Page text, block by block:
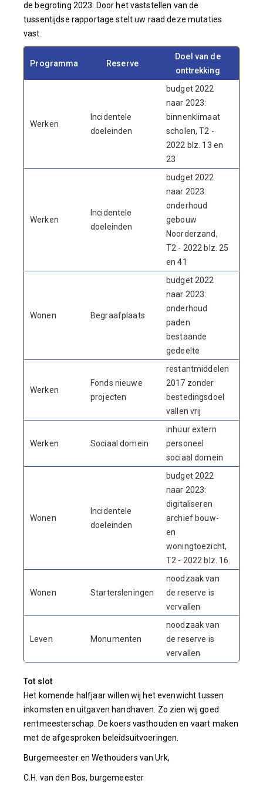
de begroting 2023. Door het vaststellen van de
tussentijdse rapportage stelt uw raad deze mutaties
vast.
Programma Reserve
Doel van de
onttrekking
Werken
Incidentele
doeleinden
budget 2022
naar 2023:
binnenklimaat
scholen, T2 -
2022 blz. 13 en
23
Werken
Incidentele
doeleinden
budget 2022
naar 2023:
onderhoud
gebouw
Noorderzand,
T2 - 2022 blz. 25
en 41
Wonen Begraafplaats
budget 2022
naar 2023:
onderhoud
paden
bestaande
gedeelte
Werken
Fonds nieuwe
projecten
restantmiddelen
2017 zonder
bestedingsdoel
vallen vrij
Werken Sociaal domein
inhuur extern
personeel
sociaal domein
Wonen
Incidentele
doeleinden
budget 2022
naar 2023:
digitaliseren
archief bouw-
en
woningtoezicht,
T2 - 2022 blz. 16
Wonen Startersleningen
noodzaak van
de reserve is
vervallen
Leven Monumenten
noodzaak van
de reserve is
vervallen
Tot slot
Het komende halfjaar willen wij het evenwicht tussen
inkomsten en uitgaven handhaven. Zo zien wij goed
rentmeesterschap. De koers vasthouden en vaart maken
met de afgesproken beleidsuitvoeringen.
Burgemeester en Wethouders van Urk,
C.H. van den Bos, burgemeester